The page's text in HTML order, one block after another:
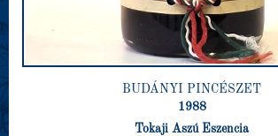
BUDÁNYI PINCÉSZET
1988
Tokaji Aszú Eszencia